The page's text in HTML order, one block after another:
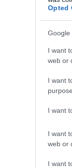
Opted
Google
I want
web or
I want
I want
I want
web or
I want